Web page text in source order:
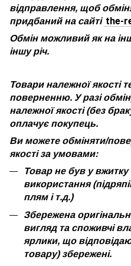
відправлення, щоб
придбаний на сайті the-
Обмін можливий як на
іншу річ.
Товари належної якості
поверненню. У разі
належної якості (без
оплачує покупець.
Ви можете обміняти/
якості за умовами:
Товар не був у вжитку
використання
плям і т.д.)
Збережена
вигляд та споживчі
ярлики, що
товару) збережені.